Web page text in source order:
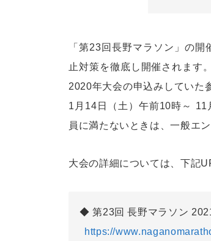
「第23回長野マラソン」の
止対策を徹底し開催されます
2020年大会の申込みしていた
1月14日（土）午前10時～
員に満たないときは、一般エ
大会の詳細については、下記
第23回 長野マラソン
https://